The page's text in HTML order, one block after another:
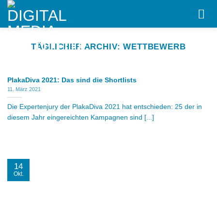
Skip
content
TÄGLICHER ARCHIV:WETTBEWERB
PlakaDiva 2021: Das sind die Shortlists
11. März 2021
Die Expertenjury der PlakaDiva 2021 hat entschieden: 25 der in
diesem Jahr eingereichten Kampagnen sind [...]
14
Okt.